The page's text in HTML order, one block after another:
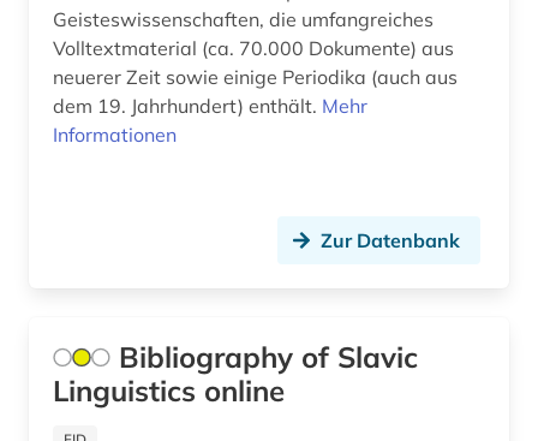
semstwo (1)
shakespeare (1)
sibirien (3)
slavistik (3)
slawische sprachen (2)
Geisteswissenschaften, die umfangreiches
Volltextmaterial (ca. 70.000 Dokumente) aus
neuerer Zeit sowie einige Periodika (auch aus
dem 19. Jahrhundert) enthält. Mehr
Informationen
Zur Datenbank
Bibliography of Slavic
Linguistics online